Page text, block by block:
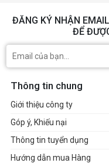
ĐĂNG KÝ NHẬN
ĐỂ
Thông tin chung
Giới thiệu công ty
Góp ý, Khiếu nại
Thông tin tuyển dụng
Hướng dẫn mua Hàng